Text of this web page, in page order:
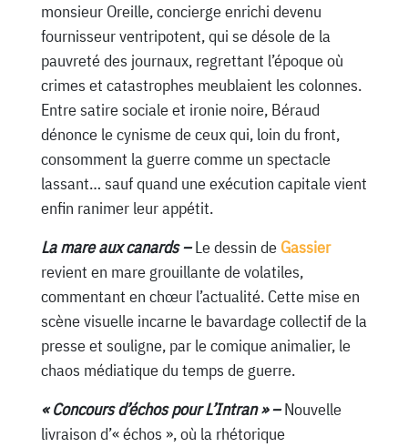
monsieur Oreille, concierge enrichi devenu
fournisseur ventripotent, qui se désole de la
pauvreté des journaux, regrettant l’époque où
crimes et catastrophes meublaient les colonnes.
Entre satire sociale et ironie noire, Béraud
dénonce le cynisme de ceux qui, loin du front,
consomment la guerre comme un spectacle
lassant… sauf quand une exécution capitale vient
enfin ranimer leur appétit.
La mare aux canards –Le dessin de Gassier
revient en mare grouillante de volatiles,
commentant en chœur l’actualité. Cette mise en
scène visuelle incarne le bavardage collectif de la
presse et souligne, par le comique animalier, le
chaos médiatique du temps de guerre.
« Concours d’échos pour L’Intran » –Nouvelle
livraison d’« échos », où la rhétorique